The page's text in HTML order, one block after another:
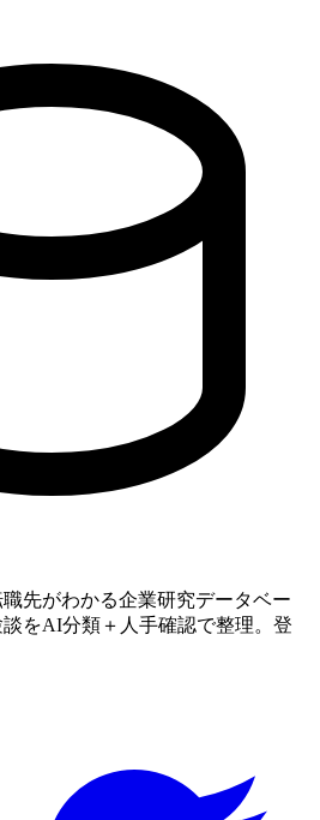
先がわかる企業研究データベー
をAI分類＋人手確認で整理。登